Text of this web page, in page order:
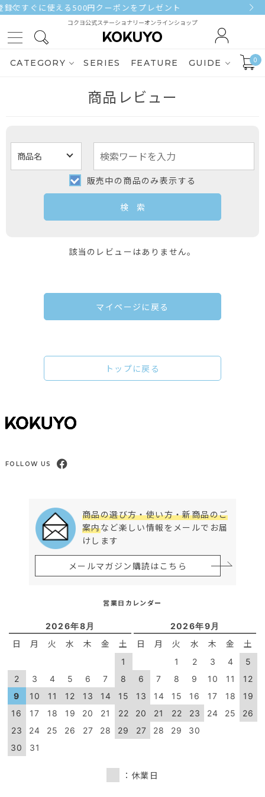
3,000円（税込）以上ご購入で送料無料
コクヨ公式ステーショナリーオンラインショップ
CATEGORY SERIES FEATURE GUIDE 0
商品レビュー
販売中の商品のみ表示する
該当のレビューはありません。
マイページに戻る
トップに戻る
FOLLOW US
商品の選び方・使い方・新商品のご
案内など楽しい情報をメールでお届
けします
メールマガジン購読はこちら
営業日カレンダー
2026年8月
日 月 火 水 木 金 土
1
2
3 4 5 6 7
8
9
10 11 12 13 14
15
16
17 18 19 20 21
22
23
24 25 26 27 28
29
30
31
2026年9月
日 月 火 水 木 金 土
1 2 3 4
5
6
7 8 9 10 11
12
13
14 15 16 17 18
19
20
21 22 23 24 25
26
27
28 29 30
：休業日